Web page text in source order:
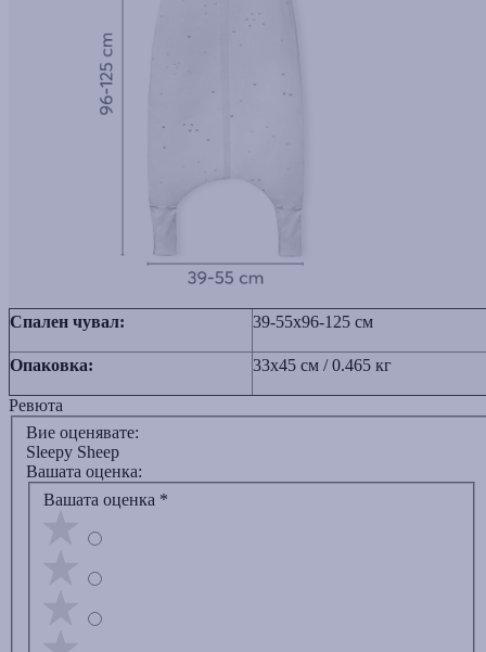
Спален чувал: 39-55x96-125 см
Опаковка: 33х45 см / 0.465 кг
Ревюта
Вие оценявате:
Sleepy Sheep
Вашата оценка:
Вашата оценка *